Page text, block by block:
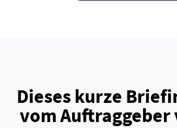
Dieses kurze
vom Auftraggeber